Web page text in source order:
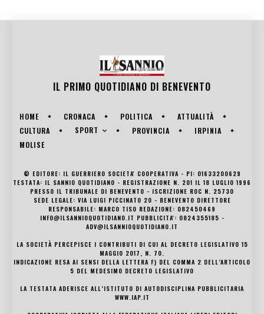
IL PRIMO QUOTIDIANO DI BENEVENTO
HOME CRONACA POLITICA
ATTUALITÀ
CULTURA
SPORT PROVINCIA
IRPINIA
MOLISE
© EDITORE: IL GUERRIERO SOCIETA' COOPERATIVA - PI: 01633200629
TESTATA: IL SANNIO QUOTIDIANO - REGISTRAZIONE N. 201 IL 18 LUGLIO 1996
PRESSO IL TRIBUNALE DI BENEVENTO - ISCRIZIONE ROC N. 25730
SEDE LEGALE: VIA LUIGI PICCINATO 20 - BENEVENTO DIRETTORE
RESPONSABILE: MARCO TISO REDAZIONE: 082450469
INFO@ILSANNIOQUOTIDIANO.IT PUBBLICITA': 0824355185 -
ADV@ILSANNIOQUOTIDIANO.IT
LA SOCIETÀ PERCEPISCE I CONTRIBUTI DI CUI AL DECRETO LEGISLATIVO 15
MAGGIO 2017, N. 70.
INDICAZIONE RESA AI SENSI DELLA LETTERA F) DEL COMMA 2 DELL’ARTICOLO
5 DEL MEDESIMO DECRETO LEGISLATIVO
LA TESTATA ADERISCE ALL’ISTITUTO DI AUTODISCIPLINA PUBBLICITARIA
WWW.IAP.IT